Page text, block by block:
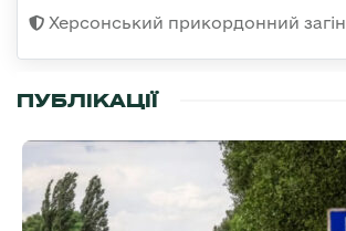
Херсонський прикордонний загін
ПУБЛІКАЦІЇ